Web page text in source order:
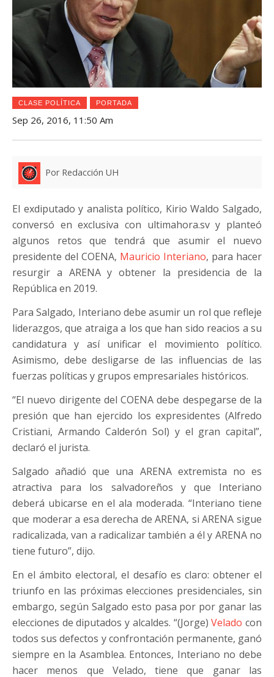
CLASE POLÍTICA PORTADA
Sep 26, 2016, 11:50 Am
Por Redacción UH
El exdiputado y analista político, Kirio Waldo Salgado,
conversó en exclusiva con ultimahora.sv y planteó
algunos retos que tendrá que asumir el nuevo
presidente del COENA, Mauricio Interiano, para hacer
resurgir a ARENA y obtener la presidencia de la
República en 2019.
Para Salgado, Interiano debe asumir un rol que refleje
liderazgos, que atraiga a los que han sido reacios a su
candidatura y así unificar el movimiento político.
Asimismo, debe desligarse de las influencias de las
fuerzas políticas y grupos empresariales históricos.
“El nuevo dirigente del COENA debe despegarse de la
presión que han ejercido los expresidentes (Alfredo
Cristiani, Armando Calderón Sol) y el gran capital”,
declaró el jurista.
Salgado añadió que una ARENA extremista no es
atractiva para los salvadoreños y que Interiano
deberá ubicarse en el ala moderada. “Interiano tiene
que moderar a esa derecha de ARENA, si ARENA sigue
radicalizada, van a radicalizar también a él y ARENA no
tiene futuro”, dijo.
En el ámbito electoral, el desafío es claro: obtener el
triunfo en las próximas elecciones presidenciales, sin
embargo, según Salgado esto pasa por por ganar las
elecciones de diputados y alcaldes. “(Jorge)Velado con
todos sus defectos y confrontación permanente, ganó
siempre en la Asamblea. Entonces, Interiano no debe
hacer menos que Velado, tiene que ganar las